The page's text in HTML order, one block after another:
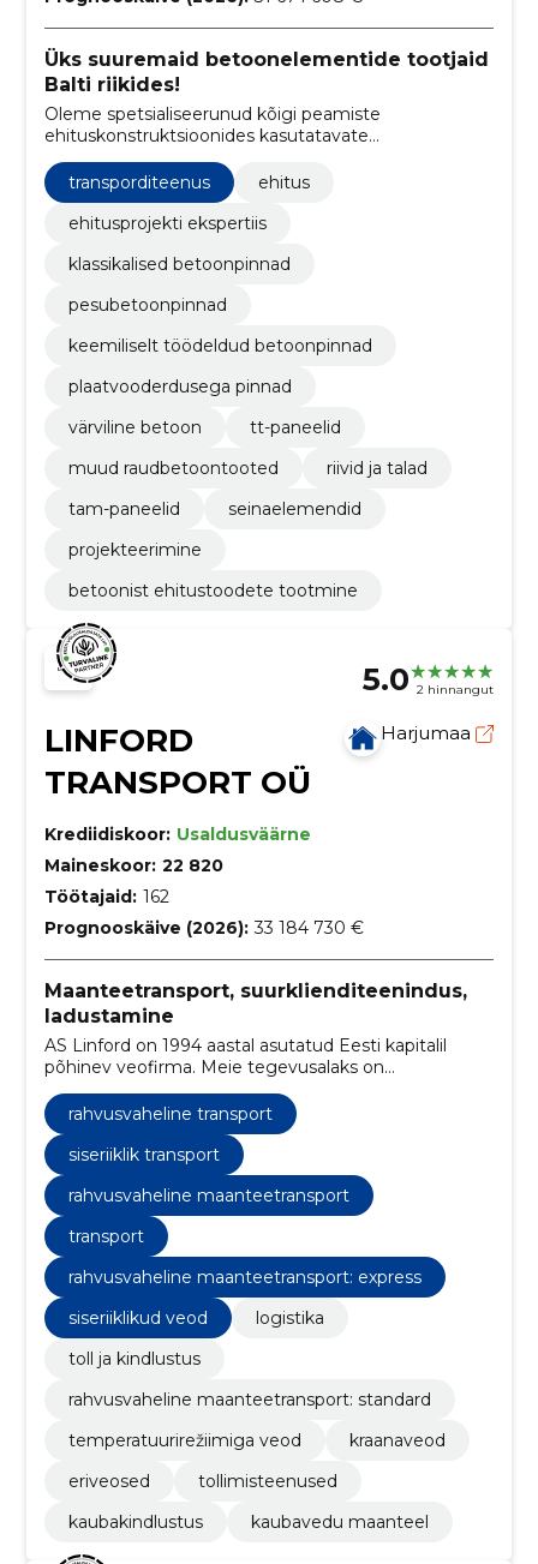
Üks suuremaid betoonelementide tootjaid
Balti riikides!
Oleme spetsialiseerunud kõigi peamiste
ehituskonstruktsioonides kasutatavate
betoonelementide tootmisele, pakkudes tipptasemel
lahendusi ehitusprojektidele Baltimaades ja
Skandinaavias.
transporditeenus
ehitus
ehitusprojekti ekspertiis
klassikalised betoonpinnad
pesubetoonpinnad
keemiliselt töödeldud betoonpinnad
plaatvooderdusega pinnad
värviline betoon
tt-paneelid
muud raudbetoontooted
riivid ja talad
tam-paneelid
seinaelemendid
projekteerimine
betoonist ehitustoodete tootmine
5.0 2 hinnangut
LINFORD
TRANSPORT OÜ
Harjumaa
Krediidiskoor: Usaldusväärne
Maineskoor: 22 820
Töötajaid: 162
Prognooskäive (2026): 33 184 730 €
Maanteetransport, suurklienditeenindus,
ladustamine
AS Linford on 1994 aastal asutatud Eesti kapitalil
põhinev veofirma. Meie tegevusalaks on
maanteevedude korraldamine.
rahvusvaheline transport
siseriiklik transport
rahvusvaheline maanteetransport
transport
rahvusvaheline maanteetransport: express
siseriiklikud veod
logistika
toll ja kindlustus
rahvusvaheline maanteetransport: standard
temperatuurirežiimiga veod
kraanaveod
eriveosed
tollimisteenused
kaubakindlustus
kaubavedu maanteel